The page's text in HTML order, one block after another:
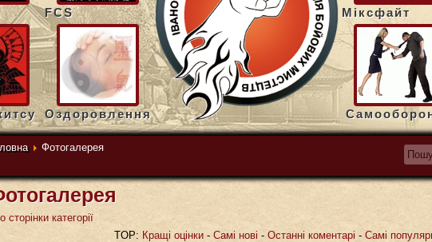
FCS Міксфайт
Оздоровлення
Фотогалерея
сторінки категорії
TOP: Кращі оцінки - Самі нові - Останні коментарі - Самі